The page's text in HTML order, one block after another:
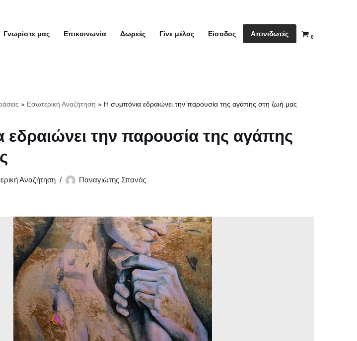
Γνωρίστε μας Επικοινωνία Δωρεές Γίνε μέλος Είσοδος Απινιδωτές 0
» Εσωτερική Αναζήτηση » Η συμπόνια εδραιώνει την παρουσία της αγάπης στη ζωή μας
την παρουσία της αγάπης
Αναζήτηση Παναγιώτης Σπανός